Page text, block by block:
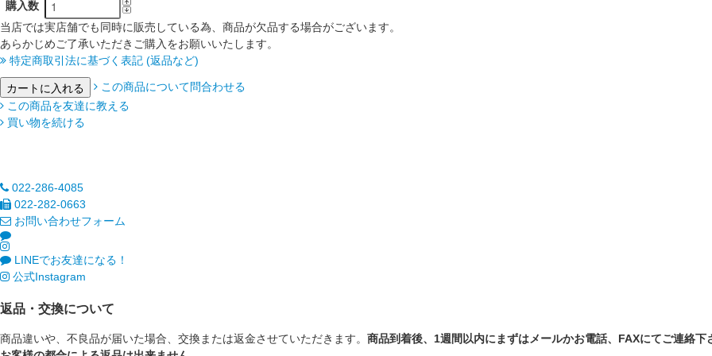
購入数
当店では実店舗でも同時に販売している為、商品が欠品する場合がございます。
あらかじめご了承いただきご購入をお願いいたします。
特定商取引法に基づく表記 (返品など)
この商品について問合わせる
この商品を友達に教える
買い物を続ける
022-286-4085
022-282-0663
お問い合わせフォーム
LINEでお友達になる！
公式Instagram
返品・交換について
商品違いや、不良品が届いた場合、交換または返金させていただきます。 商品到着後、1週間以内にまずはメールかお電話、FAXにてご連絡下